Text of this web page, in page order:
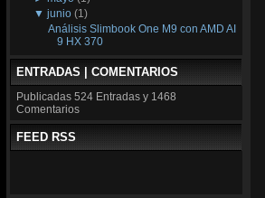
▼junio (1)
Análisis Slimbook One M9 con AMD AI
9 HX 370
ENTRADAS | COMENTARIOS
Publicadas 524 Entradas y 1468
Comentarios
FEED RSS